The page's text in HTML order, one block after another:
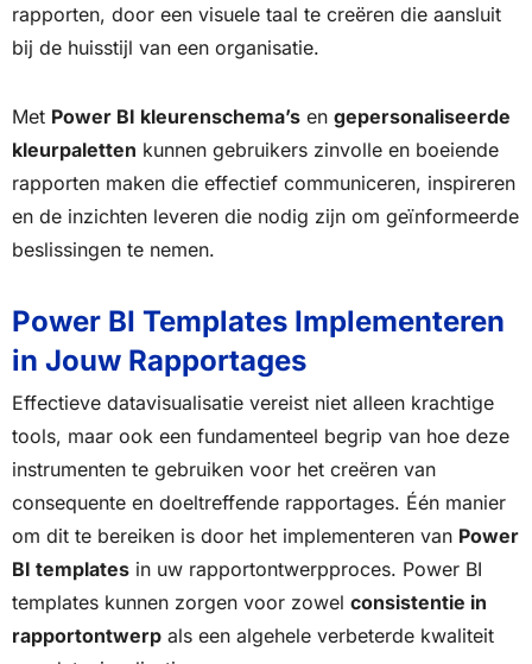
rapporten, door een visuele taal te creëren die aansluit
bij de huisstijl van een organisatie.
Met Power BI kleurenschema’s en gepersonaliseerde
kleurpaletten kunnen gebruikers zinvolle en boeiende
rapporten maken die effectief communiceren, inspireren
en de inzichten leveren die nodig zijn om geïnformeerde
beslissingen te nemen.
Power BI Templates Implementeren
in Jouw Rapportages
Effectieve datavisualisatie vereist niet alleen krachtige
tools, maar ook een fundamenteel begrip van hoe deze
instrumenten te gebruiken voor het creëren van
consequente en doeltreffende rapportages. Één manier
om dit te bereiken is door het implementeren van Power
BI templates in uw rapportontwerpproces. Power BI
templates kunnen zorgen voor zowel consistentie in
rapportontwerp als een algehele verbeterde kwaliteit